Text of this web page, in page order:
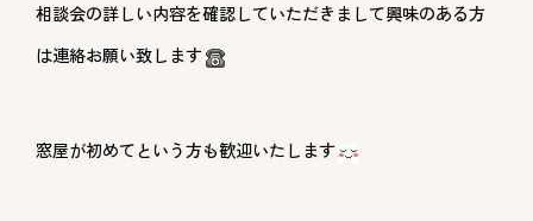
相談会の詳しい内容を確認していただきまして興味のある方
は連絡お願い致します
窓屋が初めてという方も歓迎いたします